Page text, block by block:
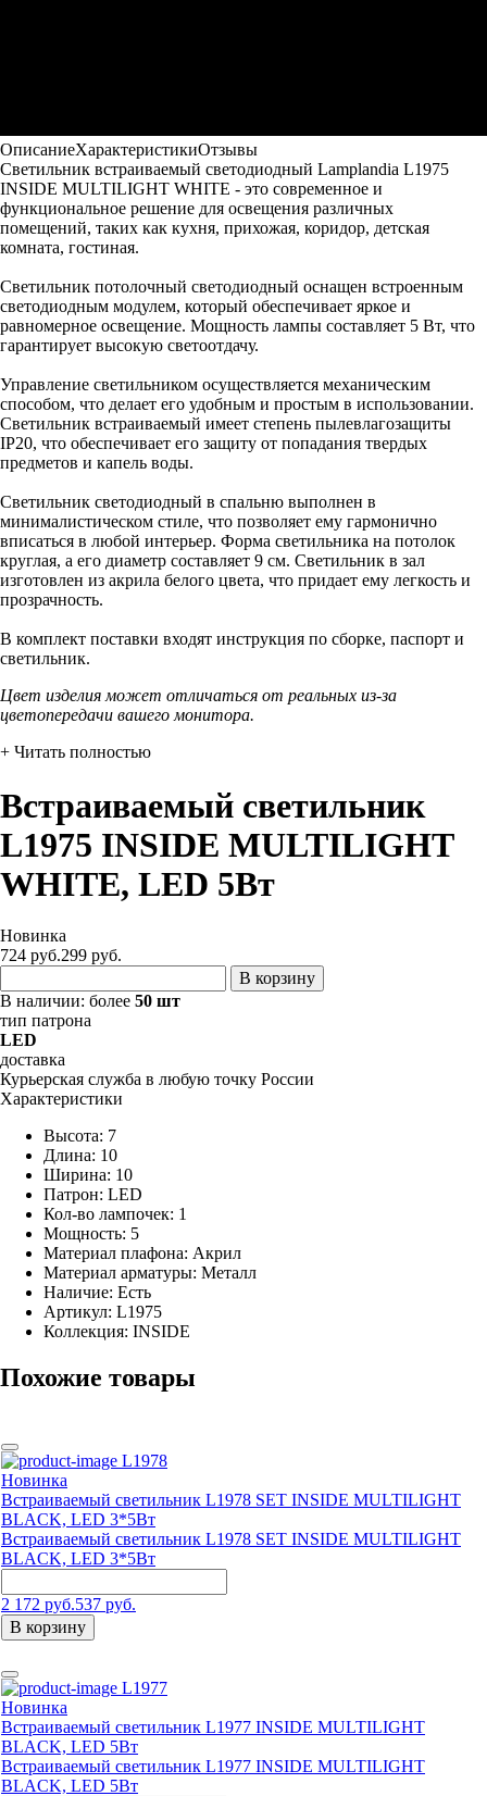
ОписаниеХарактеристикиОтзывы
Светильник встраиваемый светодиодный Lamplandia L1975
INSIDE MULTILIGHT WHITE - это современное и
функциональное решение для освещения различных
помещений, таких как кухня, прихожая, коридор, детская
комната, гостиная.
Светильник потолочный светодиодный оснащен встроенным
светодиодным модулем, который обеспечивает яркое и
равномерное освещение. Мощность лампы составляет 5 Вт, что
гарантирует высокую светоотдачу.
Управление светильником осуществляется механическим
способом, что делает его удобным и простым в использовании.
Светильник встраиваемый имеет степень пылевлагозащиты
IP20, что обеспечивает его защиту от попадания твердых
предметов и капель воды.
Светильник светодиодный в спальню выполнен в
минималистическом стиле, что позволяет ему гармонично
вписаться в любой интерьер. Форма светильника на потолок
круглая, а его диаметр составляет 9 см. Светильник в зал
изготовлен из акрила белого цвета, что придает ему легкость и
прозрачность.
В комплект поставки входят инструкция по сборке, паспорт и
светильник.
Цвет изделия может отличаться от реальных из-за
цветопередачи вашего монитора.
+ Читать полностью
Встраиваемый светильник
L1975 INSIDE MULTILIGHT
WHITE, LED 5Вт
Новинка
724 руб.299 руб.
В корзину
В наличии: более 50 шт
тип патрона
LED
доставка
Курьерская служба в любую точку России
Характеристики
Высота: 7
Длина: 10
Ширина: 10
Патрон: LED
Кол-во лампочек: 1
Мощность: 5
Материал плафона: Акрил
Материал арматуры: Металл
Наличие: Есть
Артикул: L1975
Коллекция: INSIDE
Похожие товары
L1978
Новинка
Встраиваемый светильник L1978 SET INSIDE MULTILIGHT
BLACK, LED 3*5Вт
Встраиваемый светильник L1978 SET INSIDE MULTILIGHT
BLACK, LED 3*5Вт
2 172 руб.537 руб.
В корзину
L1977
Новинка
Встраиваемый светильник L1977 INSIDE MULTILIGHT
BLACK, LED 5Вт
Встраиваемый светильник L1977 INSIDE MULTILIGHT
BLACK, LED 5Вт